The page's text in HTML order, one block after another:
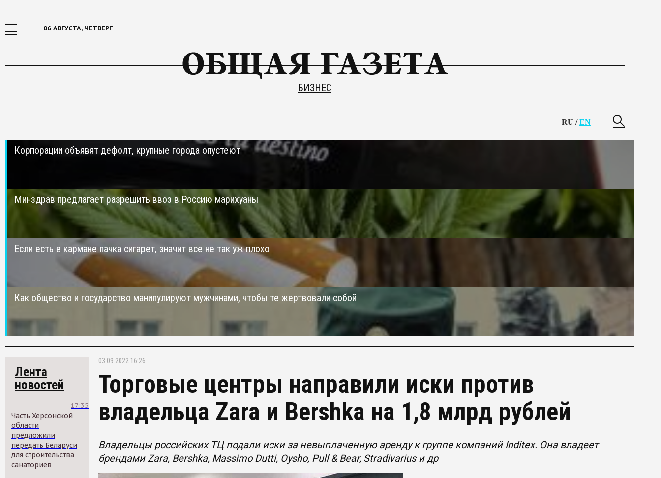
06 АВГУСТА, ЧЕТВЕРГ
БИЗНЕС
RU /EN
Корпорации объявят дефолт, крупные города опустеют
Минздрав предлагает разрешить ввоз в Россию марихуаны
Если есть в кармане пачка сигарет, значит все не так уж плохо
Как общество и государство манипулируют мужчинами, чтобы те жертвовали собой
Лента
новостей
17:35
Часть Херсонской
области
предложили
передать Беларуси
для строительства
санаториев
03.09.2022 16:26
Торговые центры направили иски против
владельца Zara и Bershka на 1,8 млрд рублей
Владельцы российских ТЦ подали иски за невыплаченную аренду к группе компаний Inditex. Она владеет
брендами Zara, Bershka, Massimo Dutti, Oysho, Pull & Bear, Stradivarius и др